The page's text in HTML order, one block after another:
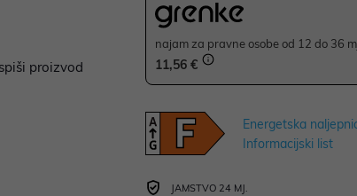
proizvod
najam za pravne osobe od 12 do 36
11,56 €
Energetska
Informacijski list
JAMSTVO 24 MJ.